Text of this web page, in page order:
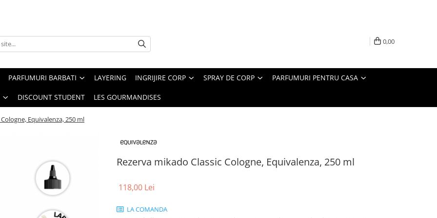
0,00
PARFUMURI BARBATI LAYERING INGRIJIRE CORP SPRAY DE CORP PARFUMURI PENTRU CASA
DISCOUNT STUDENT LES GOURMANDISES
Equivalenza, 250 ml
Rezerva mikado Classic Cologne, Equivalenza, 250 ml
118,00 Lei
LA COMANDA